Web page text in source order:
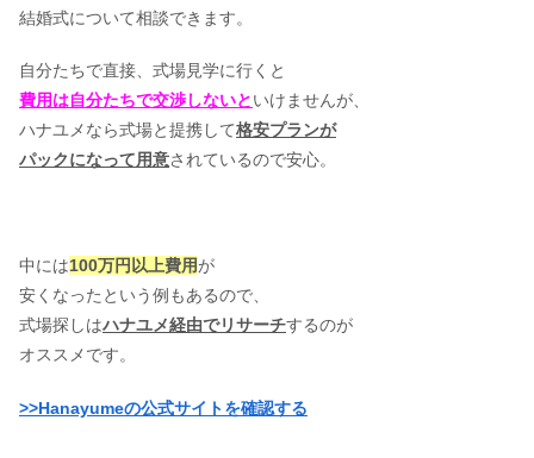
結婚式について相談できます。
自分たちで直接、式場見学に行くと
費用は自分たちで交渉しないといけませんが、
ハナユメなら式場と提携して格安プランが
パックになって用意されているので安心。
中には100万円以上費用が
安くなったという例もあるので、
式場探しはハナユメ経由でリサーチするのが
オススメです。
>>Hanayumeの公式サイトを確認する